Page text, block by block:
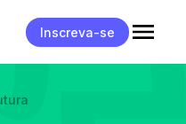
Inscreva-se